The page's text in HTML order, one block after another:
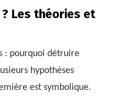
Les théories et
: pourquoi détruire
hypothèses
est symbolique.